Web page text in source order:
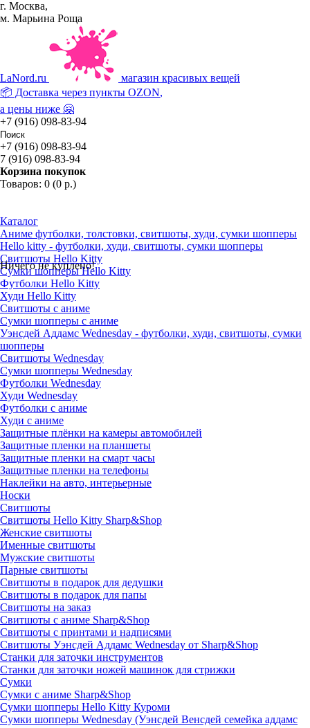
г. Москва,
м. Марьина Роща
LaNord.ru
магазин красивых вещей
📦 Доставка через пункты OZON,
а цены ниже 🤗
+7 (916) 098-83-94
+7 (916) 098-83-94
7 (916) 098-83-94
Корзина покупок
Товаров: 0 (0 р.)
Ничего не куплено!
Каталог
Аниме футболки, толстовки, свитшоты, худи, сумки шопперы
Hello kitty - футболки, худи, свитшоты, сумки шопперы
Свитшоты Hello Kitty
Сумки шопперы Hello Kitty
Футболки Hello Kitty
Худи Hello Kitty
Свитшоты с аниме
Сумки шопперы с аниме
Уэнсдей Аддамс Wednesday - футболки, худи, свитшоты, сумки
шопперы
Свитшоты Wednesday
Сумки шопперы Wednesday
Футболки Wednesday
Худи Wednesday
Футболки с аниме
Худи с аниме
Защитные плёнки на камеры автомобилей
Защитные пленки на планшеты
Защитные пленки на смарт часы
Защитные пленки на телефоны
Наклейки на авто, интерьерные
Носки
Свитшоты
Cвитшоты Hello Kitty Sharp&Shop
Женские свитшоты
Именные свитшоты
Мужские свитшоты
Парные свитшоты
Свитшоты в подарок для дедушки
Свитшоты в подарок для папы
Свитшоты на заказ
Свитшоты с аниме Sharp&Shop
Свитшоты с принтами и надписями
Свитшоты Уэнсдей Аддамс Wednesday от Sharp&Shop
Станки для заточки инструментов
Станки для заточки ножей машинок для стрижки
Сумки
Сумки с аниме Sharp&Shop
Сумки шопперы Hello Kitty Куроми
Сумки шопперы Wednesday (Уэнсдей Венсдей семейка аддамс